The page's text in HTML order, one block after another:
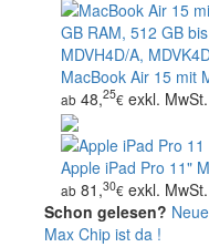
MacBook Air 15 mit
ab 48,25€ exkl. MwSt.
Apple iPad Pro 11"
ab 81,30€ exkl. MwSt.
Schon gelesen?
Max Chip ist da !